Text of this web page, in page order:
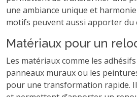
une ambiance unique et
motifs peuvent aussi apporter du
Matériaux pour un
Les matériaux comme les
panneaux muraux ou les
pour une transformation rapide.